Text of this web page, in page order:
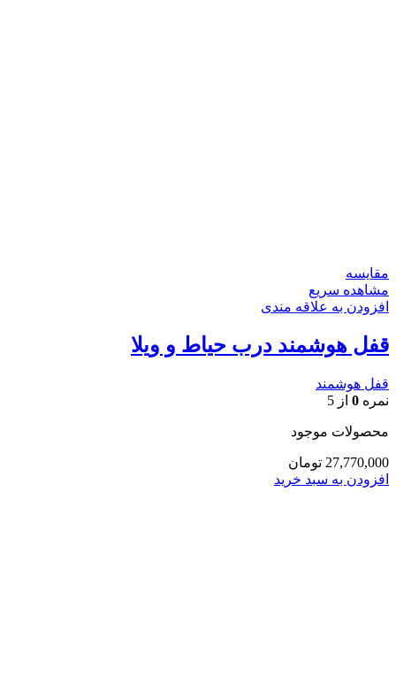
مقایسه
مشاهده سریع
افزودن به علاقه مندی
قفل هوشمند درب حیاط و ویلا
قفل هوشمند
نمره 0 از 5
محصولات موجود
27,770,000 تومان
افزودن به سبد خرید